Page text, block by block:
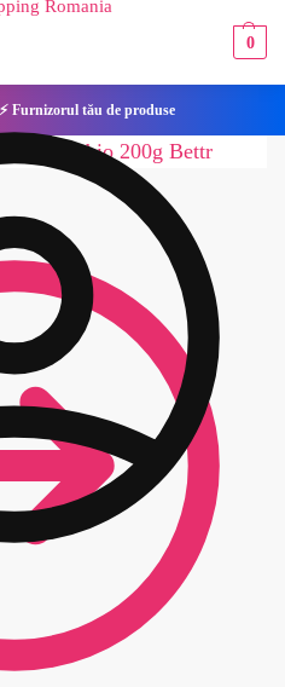
0
Furnizorul tău de produse